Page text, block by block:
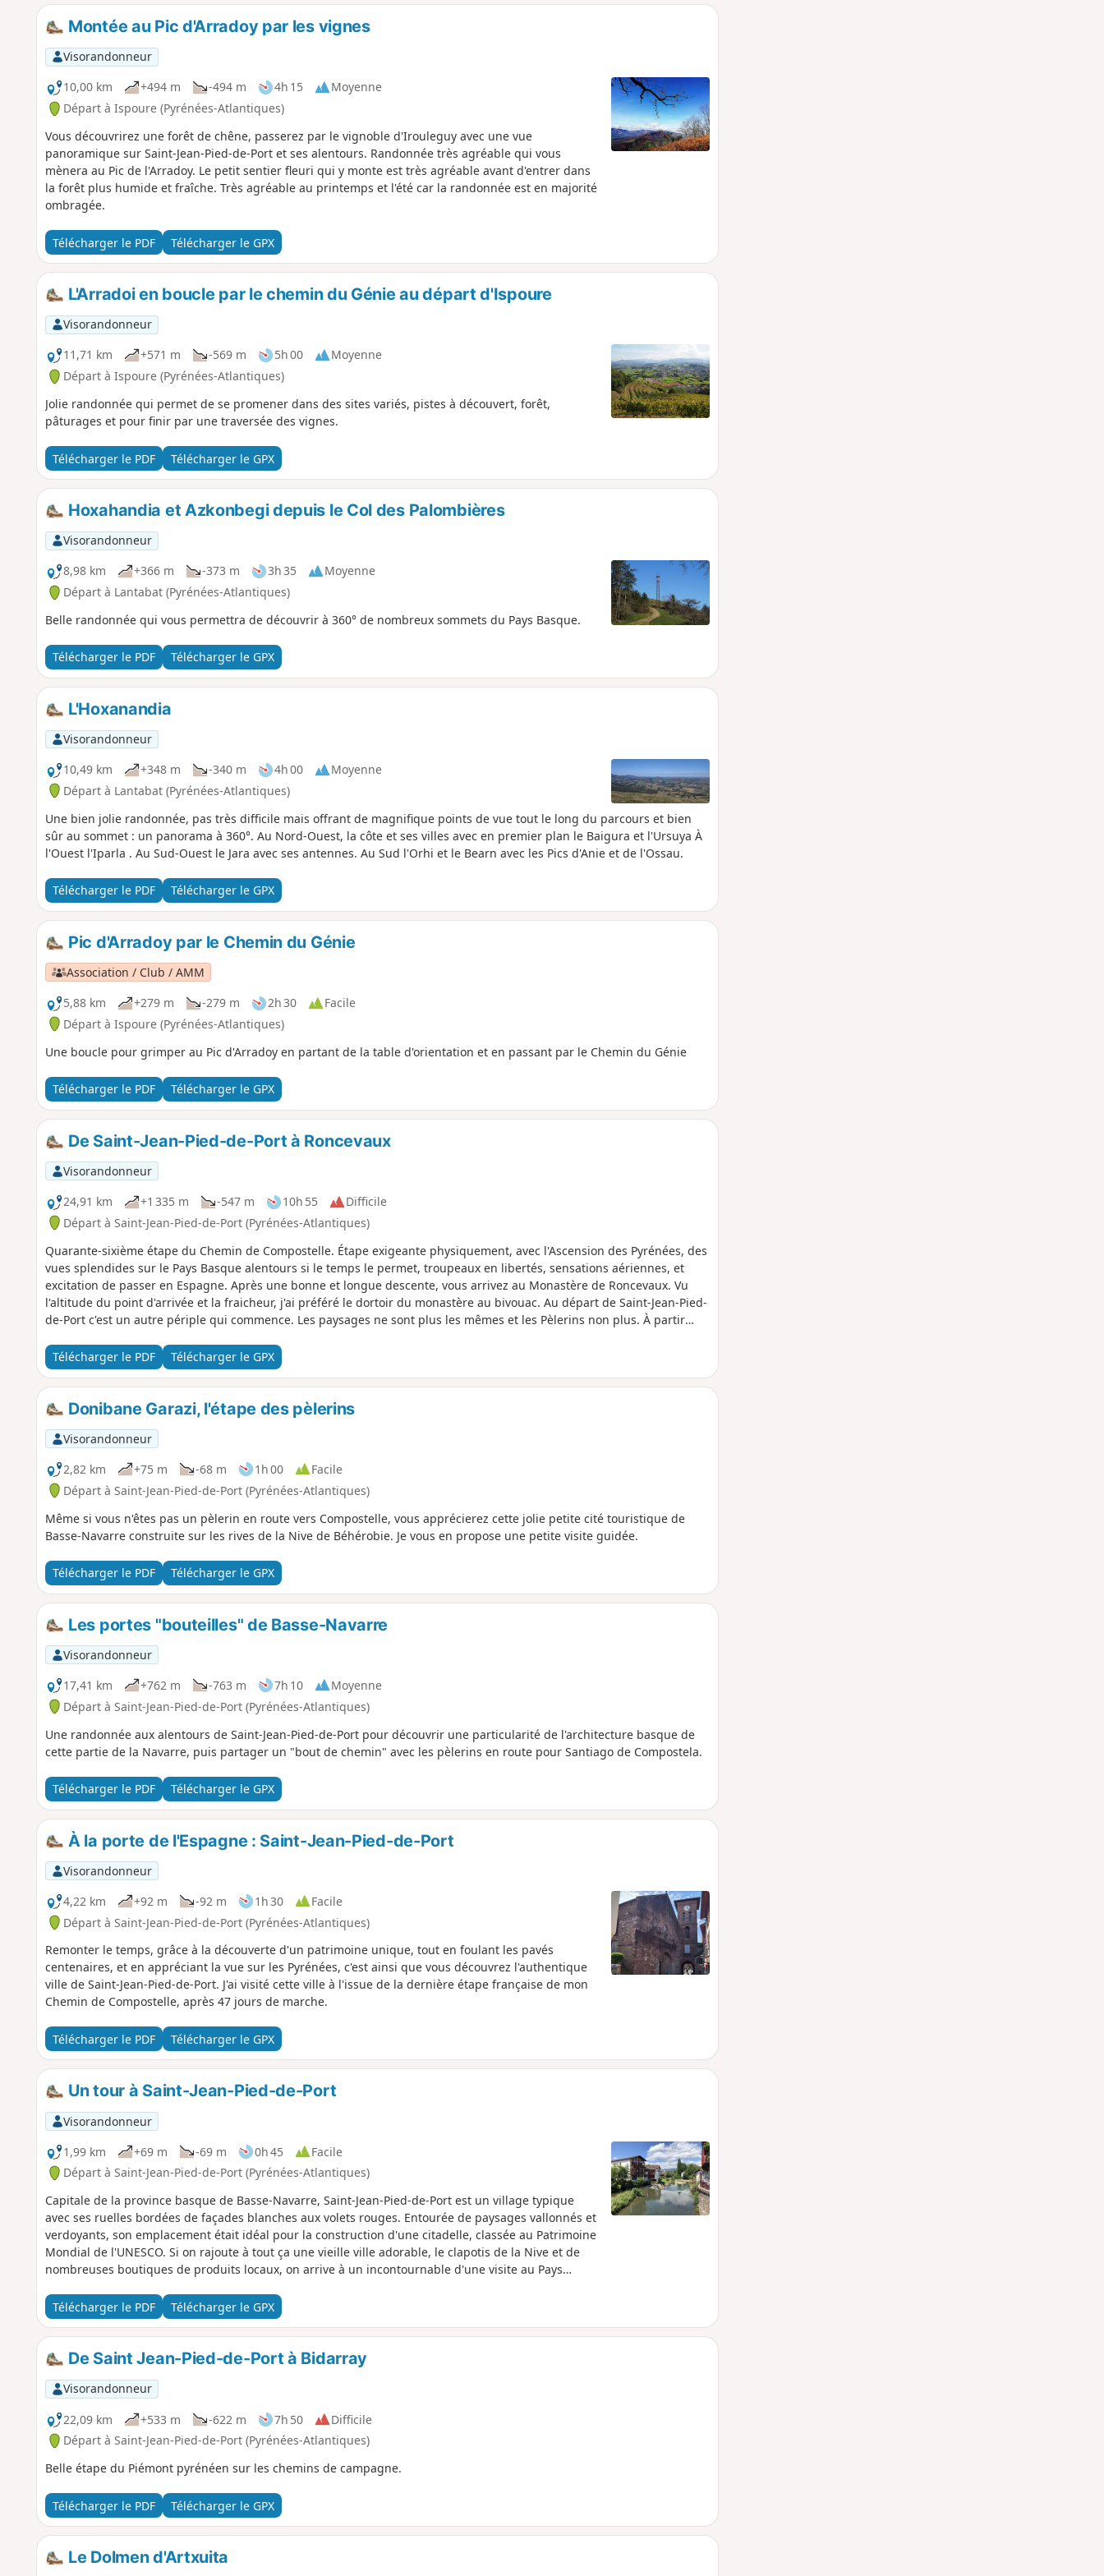
Montée au Pic d'Arradoy par les vignes
Visorandonneur
10,00 km
+494 m -494 m 4h 15
Moyenne
Départ à Ispoure (Pyrénées-Atlantiques)
Vous découvrirez une forêt de chêne, passerez par le vignoble d'Irouleguy avec une vue
panoramique sur Saint-Jean-Pied-de-Port et ses alentours. Randonnée très agréable qui vous
mènera au Pic de l'Arradoy. Le petit sentier fleuri qui y monte est très agréable avant d'entrer dans
la forêt plus humide et fraîche. Très agréable au printemps et l'été car la randonnée est en majorité
ombragée.
Télécharger le PDF Télécharger le GPX
L'Arradoi en boucle par le chemin du Génie au départ d'Ispoure
Visorandonneur
11,71 km
+571 m -569 m 5h 00
Moyenne
Départ à Ispoure (Pyrénées-Atlantiques)
Jolie randonnée qui permet de se promener dans des sites variés, pistes à découvert, forêt,
pâturages et pour finir par une traversée des vignes.
Télécharger le PDF Télécharger le GPX
Hoxahandia et Azkonbegi depuis le Col des Palombières
Visorandonneur
8,98 km
+366 m -373 m 3h 35
Moyenne
Départ à Lantabat (Pyrénées-Atlantiques)
Belle randonnée qui vous permettra de découvrir à 360° de nombreux sommets du Pays Basque.
Télécharger le PDF Télécharger le GPX
L'Hoxanandia
Visorandonneur
10,49 km
+348 m -340 m 4h 00
Moyenne
Départ à Lantabat (Pyrénées-Atlantiques)
Une bien jolie randonnée, pas très difficile mais offrant de magnifique points de vue tout le long du parcours et bien
sûr au sommet : un panorama à 360°. Au Nord-Ouest, la côte et ses villes avec en premier plan le Baigura et l'Ursuya À
l'Ouest l'Iparla . Au Sud-Ouest le Jara avec ses antennes. Au Sud l'Orhi et le Bearn avec les Pics d'Anie et de l'Ossau.
Télécharger le PDF Télécharger le GPX
Pic d'Arradoy par le Chemin du Génie
Association / Club / AMM
5,88 km
+279 m -279 m 2h 30
Facile
Départ à Ispoure (Pyrénées-Atlantiques)
Une boucle pour grimper au Pic d'Arradoy en partant de la table d'orientation et en passant par le Chemin du Génie
Télécharger le PDF Télécharger le GPX
De Saint-Jean-Pied-de-Port à Roncevaux
Visorandonneur
24,91 km
+1 335 m -547 m 10h 55
Difficile
Départ à Saint-Jean-Pied-de-Port (Pyrénées-Atlantiques)
Quarante-sixième étape du Chemin de Compostelle. Étape exigeante physiquement, avec l'Ascension des Pyrénées, des
vues splendides sur le Pays Basque alentours si le temps le permet, troupeaux en libertés, sensations aériennes, et
excitation de passer en Espagne. Après une bonne et longue descente, vous arrivez au Monastère de Roncevaux. Vu
l'altitude du point d'arrivée et la fraicheur, j'ai préféré le dortoir du monastère au bivouac. Au départ de Saint-Jean-Pied-
de-Port c'est un autre périple qui commence. Les paysages ne sont plus les mêmes et les Pèlerins non plus. À partir
de Philippins et bien sûr des Espagnoles. À partir d'ici, il faut parler Espagnol ou Anglais ou utiliser Google Traduction.
Mais on arrive toujours à se faire comprendre et se débrouiller. C'est la magie du chemin de Compostelle.
Télécharger le PDF Télécharger le GPX
Donibane Garazi, l'étape des pèlerins
Visorandonneur
2,82 km
+75 m -68 m 1h 00
Facile
Départ à Saint-Jean-Pied-de-Port (Pyrénées-Atlantiques)
Même si vous n'êtes pas un pèlerin en route vers Compostelle, vous apprécierez cette jolie petite cité touristique de
Basse-Navarre construite sur les rives de la Nive de Béhérobie. Je vous en propose une petite visite guidée.
Télécharger le PDF Télécharger le GPX
Les portes "bouteilles" de Basse-Navarre
Visorandonneur
17,41 km
+762 m -763 m 7h 10
Moyenne
Départ à Saint-Jean-Pied-de-Port (Pyrénées-Atlantiques)
Une randonnée aux alentours de Saint-Jean-Pied-de-Port pour découvrir une particularité de l'architecture basque de
cette partie de la Navarre, puis partager un "bout de chemin" avec les pèlerins en route pour Santiago de Compostela.
Télécharger le PDF Télécharger le GPX
À la porte de l'Espagne : Saint-Jean-Pied-de-Port
Visorandonneur
4,22 km
+92 m -92 m 1h 30
Facile
Départ à Saint-Jean-Pied-de-Port (Pyrénées-Atlantiques)
Remonter le temps, grâce à la découverte d'un patrimoine unique, tout en foulant les pavés
centenaires, et en appréciant la vue sur les Pyrénées, c'est ainsi que vous découvrez l'authentique
ville de Saint-Jean-Pied-de-Port. J'ai visité cette ville à l'issue de la dernière étape française de mon
Chemin de Compostelle, après 47 jours de marche.
Télécharger le PDF Télécharger le GPX
Un tour à Saint-Jean-Pied-de-Port
Visorandonneur
1,99 km
+69 m -69 m 0h 45
Facile
Départ à Saint-Jean-Pied-de-Port (Pyrénées-Atlantiques)
Capitale de la province basque de Basse-Navarre, Saint-Jean-Pied-de-Port est un village typique
avec ses ruelles bordées de façades blanches aux volets rouges. Entourée de paysages vallonnés et
verdoyants, son emplacement était idéal pour la construction d'une citadelle, classée au Patrimoine
Mondial de l'UNESCO. Si on rajoute à tout ça une vieille ville adorable, le clapotis de la Nive et de
nombreuses boutiques de produits locaux, on arrive à un incontournable d'une visite au Pays
Télécharger le PDF
Télécharger le GPX
De Saint Jean-Pied-de-Port à Bidarray
Visorandonneur
22,09 km
+533 m -622 m 7h 50
Difficile
Départ à Saint-Jean-Pied-de-Port (Pyrénées-Atlantiques)
Belle étape du Piémont pyrénéen sur les chemins de campagne.
Télécharger le PDF Télécharger le GPX
Le Dolmen d'Artxuita